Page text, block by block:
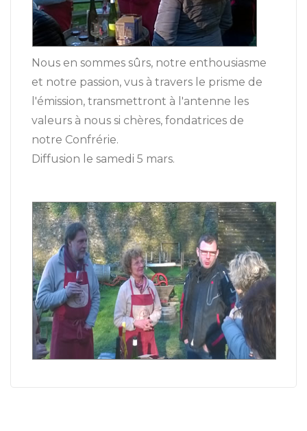
Nous en sommes sûrs, notre enthousiasme
et notre passion, vus à travers le prisme de
l'émission, transmettront à l'antenne les
valeurs à nous si chères, fondatrices de
notre Confrérie.
Diffusion le samedi 5 mars.